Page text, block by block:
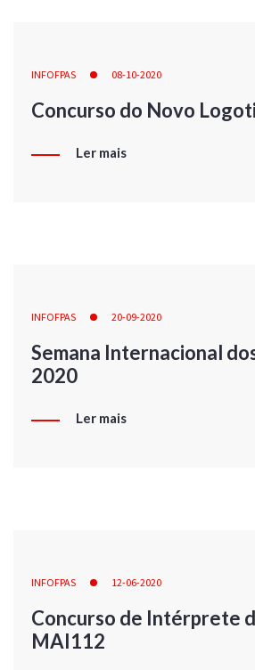
INFOFPAS 08-10-2020
Concurso do Novo
Ler mais
INFOFPAS 20-09-2020
Semana Internacional
2020
Ler mais
INFOFPAS 12-06-2020
Concurso de Intérprete
MAI112